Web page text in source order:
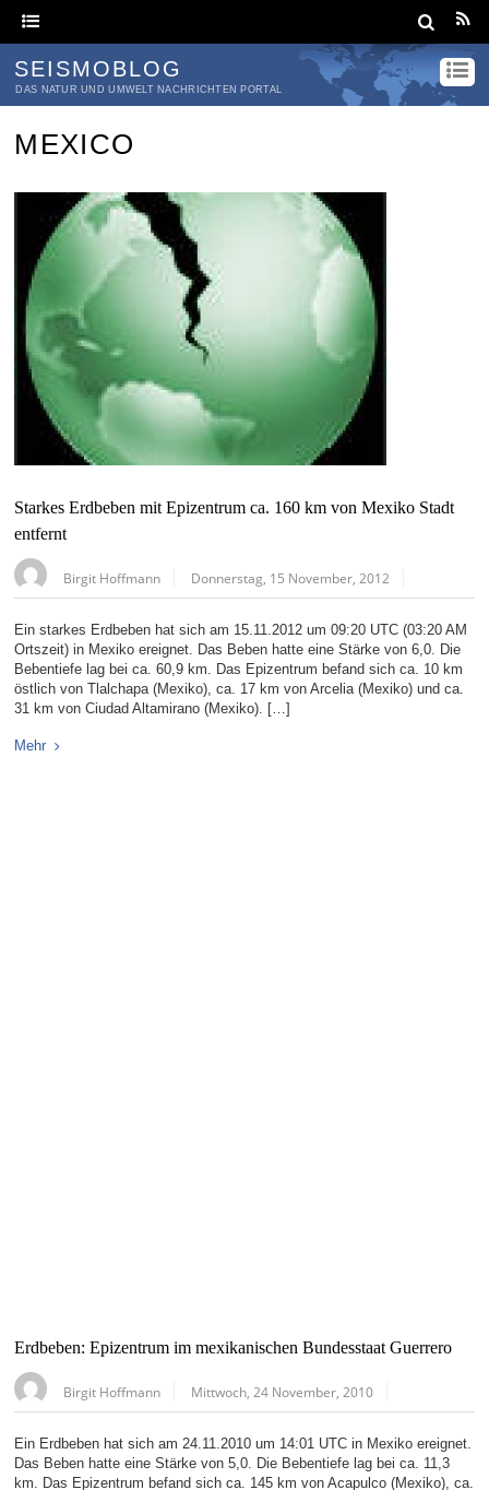
SEISMOBLOG
DAS NATUR UND UMWELT NACHRICHTEN PORTAL
MEXICO
Starkes Erdbeben mit Epizentrum ca. 160 km von Mexiko Stadt
entfernt
Birgit Hoffmann Donnerstag, 15 November, 2012
Ein starkes Erdbeben hat sich am 15.11.2012 um 09:20 UTC (03:20 AM
Ortszeit) in Mexiko ereignet. Das Beben hatte eine Stärke von 6,0. Die
Bebentiefe lag bei ca. 60,9 km. Das Epizentrum befand sich ca. 10 km
östlich von Tlalchapa (Mexiko), ca. 17 km von Arcelia (Mexiko) und ca.
31 km von Ciudad Altamirano (Mexiko). […]
Mehr
Erdbeben: Epizentrum im mexikanischen Bundesstaat Guerrero
Birgit Hoffmann Mittwoch, 24 November, 2010
Ein Erdbeben hat sich am 24.11.2010 um 14:01 UTC in Mexiko ereignet.
Das Beben hatte eine Stärke von 5,0. Die Bebentiefe lag bei ca. 11,3
km. Das Epizentrum befand sich ca. 145 km von Acapulco (Mexiko), ca.